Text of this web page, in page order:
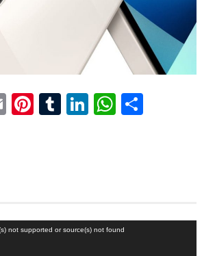
EmailPinterest
Tumblr
LinkedIn
not supported or source(s) not found